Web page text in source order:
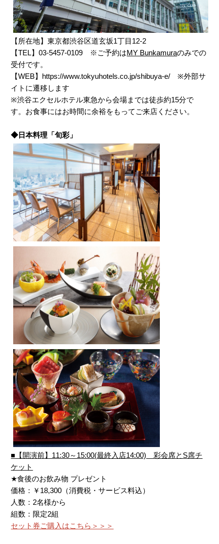
【所在地】東京都渋谷区道玄坂1丁目12-2
【TEL】03-5457-0109 ※ご予約はMY Bunkamuraのみでの
受付です。
【WEB】 https://www.tokyuhotels.co.jp/shibuya-e/ ※外部サ
イトに遷移します
※渋谷エクセルホテル東急から会場までは徒歩約15分で
す。お食事にはお時間に余裕をもってご来店ください。
◆日本料理「旬彩」
■【開演前】11:30～15:00(最終入店14:00) 彩会席とS席チ
ケット
★食後のお飲み物 プレゼント
価格：￥18,300（消費税・サービス料込）
人数：2名様から
組数：限定2組
セット券ご購入はこちら＞＞＞